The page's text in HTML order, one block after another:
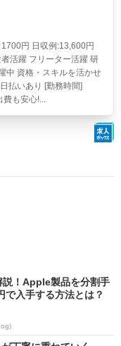
1700円 日収例:13,600円
活躍 フリーター活躍 研
中 資格・スキルを活かせ
払いあり [勤務時間]
も安心!...
説！Apple製品を分割手
で入手する方法とは？